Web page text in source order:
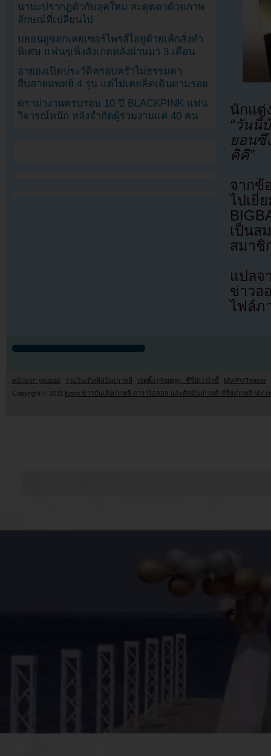
นักแต่
“วันนี้
ยอนซึ
คิคิ”
จากข้
ไปเยี่
เป็นส
สมาชิ
แปลจ
ข่าวอ
ไฟล์ภ
นานะปรากฏตัวกับลุคใหม่ สะดุดตาด้วยภาพ
ลักษณ์ที่เปลี่ยนไป
บยอนอูซอกเคยเซอร์ไพรส์ไอยูด้วยเค้กสั่งทำ
พิเศษ แฟนๆเพิ่งสังเกตหลังผ่านมา 3 เดือน
ฮายองเปิดประวัติครอบครัวไม่ธรรมดา
สืบสายแพทย์ 4 รุ่น แต่ไม่เคยคิดเดินตามรอย
ดราม่างานครบรอบ 10 ปี BLACKPINK แฟน
วิจารณ์หนัก หลังจำกัดผู้ร่วมงานแค่ 40 คน
หน้าแรก youzab รวมวันเกิดศิลปินเกาหลี เรตติ้ง (Rating) : ซีรี่ย์/วาไรตี้
MV/PV/Teaser
Copyright © 2011 Kpop ข่าวบันเทิงเกาหลี ดาราไอดอล และศิลปินเกาหลี ซีรี่ย์เกาหลี MV